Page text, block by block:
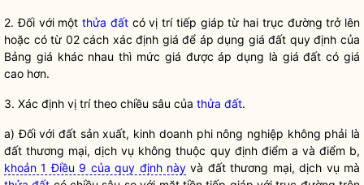
2. Đối với một thửa đấtcó vị trí tiếp giáp từ hai trục đường trở lên
hoặc có từ 02 cách xác định giá để áp dụng giá đất quy định của
Bảng giá khác nhau thì mức giá được áp dụng là giá đất có giá
cao hơn.
3. Xác định vị trí theo chiều sâu của thửa đất.
a) Đối với đất sản xuất, kinh doanh phi nông nghiệp không phải là
đất thương mại, dịch vụ không thuộc quy định điểm a và điểm b,
khoản 1 Điều 9 của quy định này và đất thương mại, dịch vụ mà